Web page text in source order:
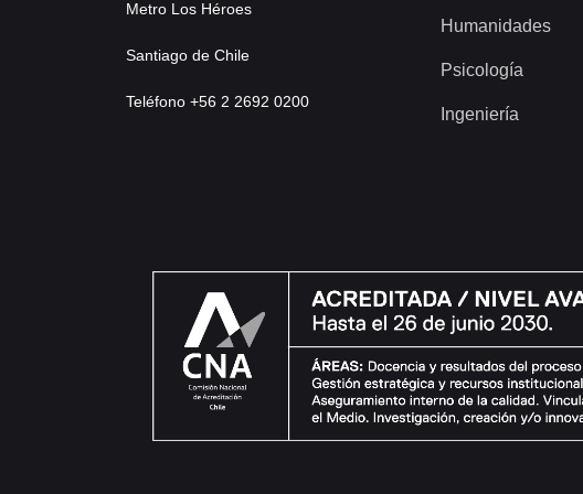
Metro Los Héroes
Santiago de Chile
Teléfono +56 2 2692 0200
Humanidades
Psicología
Ingeniería